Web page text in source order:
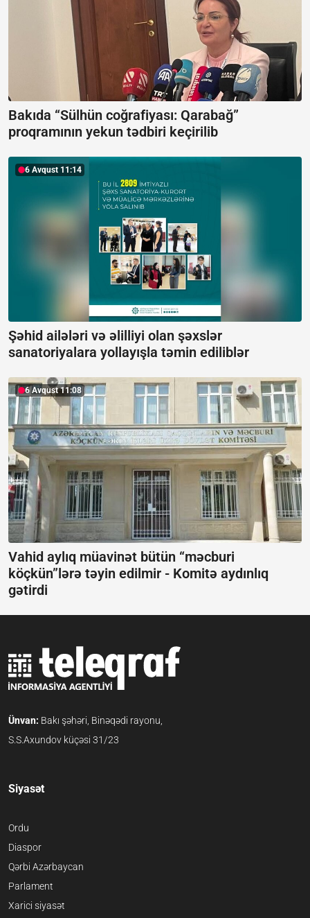
Bakıda “Sülhün coğrafiyası: Qarabağ”
proqramının yekun tədbiri keçirilib
6 Avqust 11:14
Şəhid ailələri və əlilliyi olan şəxslər
sanatoriyalara yollayışla təmin ediliblər
6 Avqust 11:08
Vahid aylıq müavinət bütün “məcburi
köçkün”lərə təyin edilmir - Komitə aydınlıq
gətirdi
Ünvan: Bakı şəhəri, Binəqədi rayonu,
S.S.Axundov küçəsi 31/23
Siyasət
Ordu
Diaspor
Qərbi Azərbaycan
Parlament
Xarici siyasət